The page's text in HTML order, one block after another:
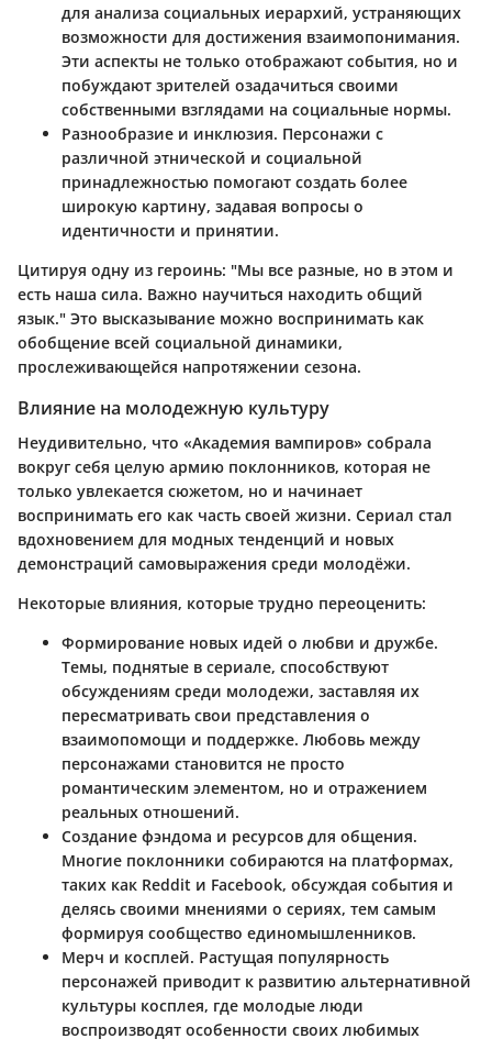
для анализа социальных иерархий, устраняющих
возможности для достижения взаимопонимания.
Эти аспекты не только отображают события, но и
побуждают зрителей озадачиться своими
собственными взглядами на социальные нормы.
Разнообразие и инклюзия. Персонажи с
различной этнической и социальной
принадлежностью помогают создать более
широкую картину, задавая вопросы о
идентичности и принятии.
Цитируя одну из героинь: "Мы все разные, но в этом и
есть наша сила. Важно научиться находить общий
язык." Это высказывание можно воспринимать как
обобщение всей социальной динамики,
прослеживающейся напротяжении сезона.
Влияние на молодежную культуру
Неудивительно, что «Академия вампиров» собрала
вокруг себя целую армию поклонников, которая не
только увлекается сюжетом, но и начинает
воспринимать его как часть своей жизни. Сериал стал
вдохновением для модных тенденций и новых
демонстраций самовыражения среди молодёжи.
Некоторые влияния, которые трудно переоценить:
Формирование новых идей о любви и дружбе.
Темы, поднятые в сериале, способствуют
обсуждениям среди молодежи, заставляя их
пересматривать свои представления о
взаимопомощи и поддержке. Любовь между
персонажами становится не просто
романтическим элементом, но и отражением
реальных отношений.
Создание фэндома и ресурсов для общения.
Многие поклонники собираются на платформах,
таких как Reddit и Facebook, обсуждая события и
делясь своими мнениями о сериях, тем самым
формируя сообщество единомышленников.
Мерч и косплей. Растущая популярность
персонажей приводит к развитию альтернативной
культуры косплея, где молодые люди
воспроизводят особенности своих любимых